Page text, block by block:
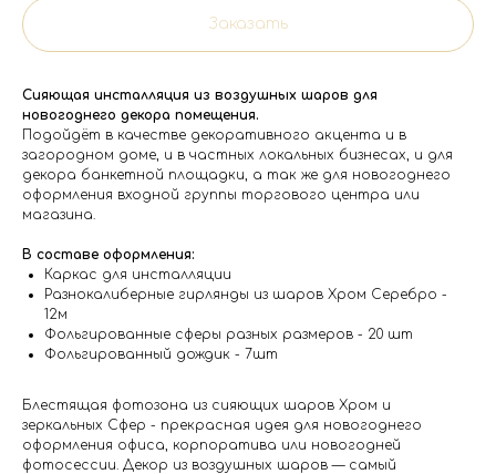
Заказать
Сияющая инсталляция из воздушных шаров для
новогоднего декора помещения.
Подойдёт в качестве декоративного акцента и в
загородном доме, и в частных локальных бизнесах, и для
декора банкетной площадки, а так же для новогоднего
оформления входной группы торгового центра или
магазина.
В составе оформления:
Каркас для инсталляции
Разнокалиберные гирлянды из шаров Хром Серебро -
12м
Фольгированные сферы разных размеров - 20 шт
Фольгированный дождик - 7шт
Блестящая фотозона из сияющих шаров Хром и
зеркальных Сфер - прекрасная идея для новогоднего
оформления офиса, корпоратива или новогодней
фотосессии. Декор из воздушных шаров — самый